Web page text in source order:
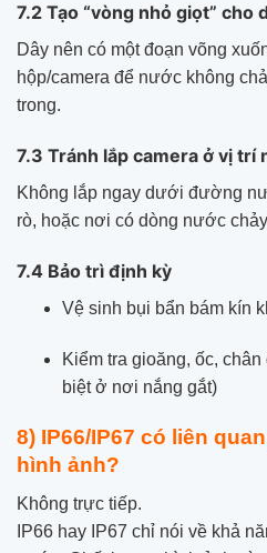
7.2 Tạo “vòng nhỏ giọt” cho
Dây nên có một đoạn võng
hộp/camera để nước không
trong.
7.3 Tránh lắp camera ở vị trí
Không lắp ngay dưới đường
rò, hoặc nơi có dòng nước
7.4 Bảo trì định kỳ
Vệ sinh bụi bẩn bám kín
Kiểm tra gioăng, ốc,
biệt ở nơi nắng gắt)
8) IP66/IP67 có liên
hình ảnh?
Không trực tiếp.
IP66 hay IP67 chỉ nói về khả